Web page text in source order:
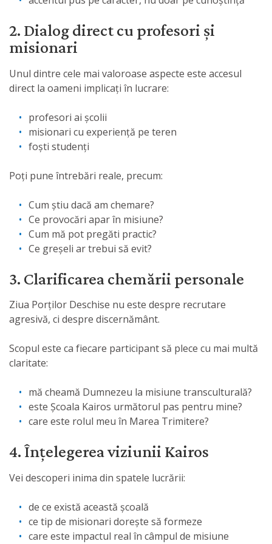
2. Dialog direct cu profesori și
misionari
Unul dintre cele mai valoroase aspecte este accesul
direct la oameni implicați în lucrare:
profesori ai școlii
misionari cu experiență pe teren
foști studenți
Poți pune întrebări reale, precum:
Cum știu dacă am chemare?
Ce provocări apar în misiune?
Cum mă pot pregăti practic?
Ce greșeli ar trebui să evit?
3. Clarificarea chemării personale
Ziua Porților Deschise nu este despre recrutare
agresivă, ci despre discernământ.
Scopul este ca fiecare participant să plece cu mai multă
claritate:
mă cheamă Dumnezeu la misiune transculturală?
este Școala Kairos următorul pas pentru mine?
care este rolul meu în Marea Trimitere?
4. Înțelegerea viziunii Kairos
Vei descoperi inima din spatele lucrării:
de ce există această școală
ce tip de misionari dorește să formeze
care este impactul real în câmpul de misiune